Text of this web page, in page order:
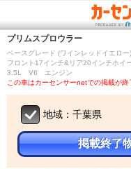
プリムスプロウラー
ベースグレード (ワインレッドイエロ
フロント17インチ&リア20インチホ
3.5L V6 エンジン
この車はカーセンサーnetでの掲載が終
地域：千葉県
掲載終了